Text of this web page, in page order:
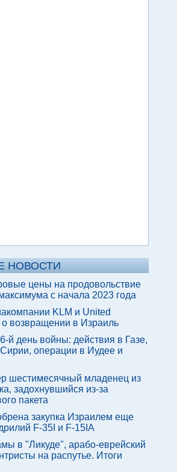
НОВОСТИ
цены на продовольствие
с начала 2023 года
KLM и United
возвращении в Израиль
й день войны: действия в Газе,
операции в Иудее и
шестимесячный младенец из
задохнувшийся из-за
пакета
закупка Израилем еще
F-35I и F-15IA
в "Ликуде", арабо-еврейский
на распутье. Итоги